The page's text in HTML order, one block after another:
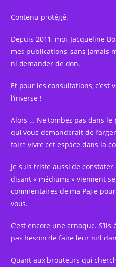
Contenu protégé.
Depuis 2011, moi, Jacqueline
mes publications, sans jamais
ni demander de don.
Et pour les consultations, c’est
l’inverse !
Alors … Ne tombez pas dans le
qui vous demanderait de
faire vivre cet espace dans la
Je suis triste aussi de
disant « médiums » viennent
commentaires de ma Page
vous.
C’est encore une arnaque.
pas besoin de faire leur nid
Quant aux brouteurs qui